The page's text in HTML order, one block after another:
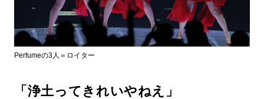
Perfumeの3人＝ロイター
「浄土ってきれいやねえ」